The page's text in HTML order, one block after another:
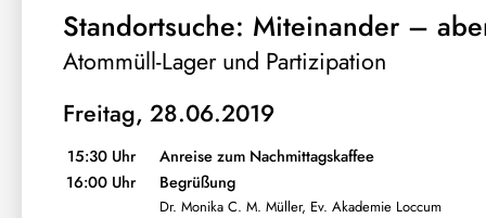
Standortsuche: Miteinander –
Atommüll-Lager und Partizipation
Freitag, 28.06.2019
15:30 Uhr
Anreise zum Nachmittagskaffee
16:00 Uhr
Begrüßung
Dr. Monika C. M. Müller, Ev. Akademie Loccum